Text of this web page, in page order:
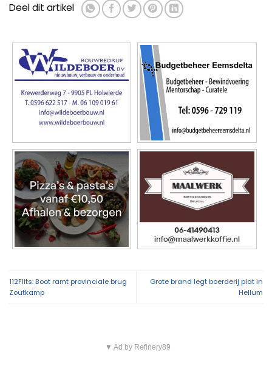
Deel dit artikel
112Flits: Boot ramt provinciale brug
Zoutkamp
Grote brand legt boerderij plat in
Hellum
▼ Ad by Refinery89